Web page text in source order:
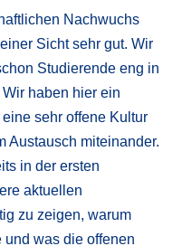
Nachwuchs
Sicht sehr gut. Wir
Studierende eng in
haben hier ein
sehr offene Kultur
Austausch miteinander.
in der ersten
aktuellen
zu zeigen, warum
und was die offenen